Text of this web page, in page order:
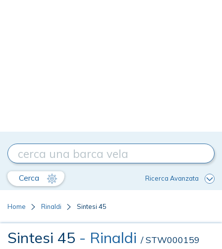
Cerca Ricerca Avanzata
Home Rinaldi Sintesi 45
Sintesi 45 - Rinaldi / STW000159